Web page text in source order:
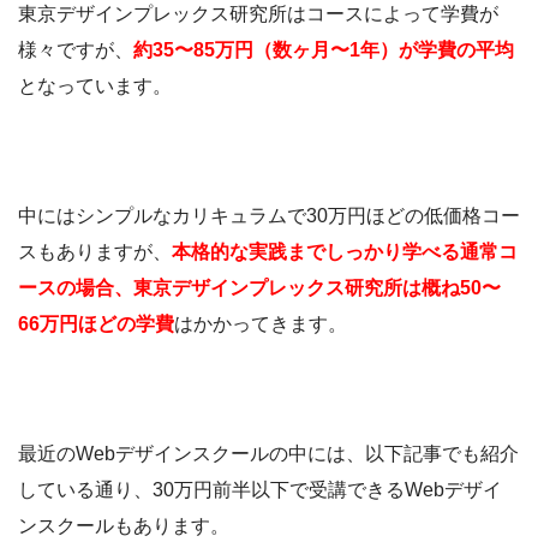
東京デザインプレックス研究所はコースによって学費が
様々ですが、 約35〜85万円（数ヶ月〜1年）が学費の平均
となっています。
中にはシンプルなカリキュラムで30万円ほどの低価格コー
スもありますが、 本格的な実践までしっかり学べる通常コ
ースの場合、東京デザインプレックス研究所は概ね50〜
66万円ほどの学費はかかってきます。
最近のWebデザインスクールの中には、以下記事でも紹介
している通り、30万円前半以下で受講できるWebデザイ
ンスクールもあります。